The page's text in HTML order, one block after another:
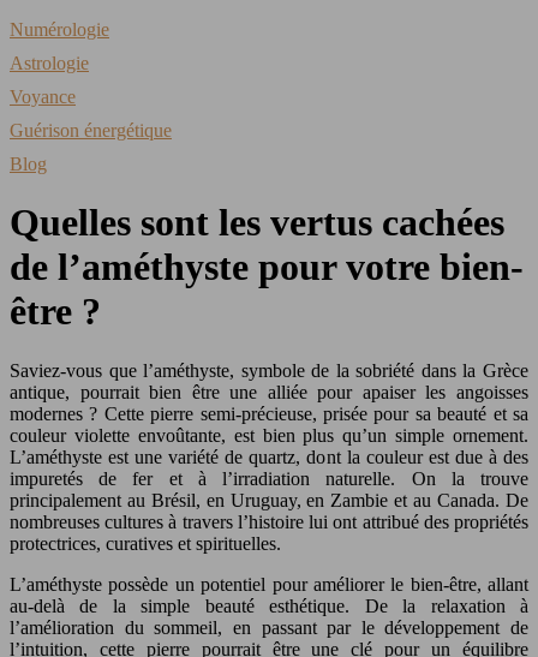
Numérologie
Astrologie
Voyance
Guérison énergétique
Blog
Quelles sont les vertus cachées
de l’améthyste pour votre bien-
être ?
Saviez-vous que l’améthyste, symbole de la sobriété dans la Grèce
antique, pourrait bien être une alliée pour apaiser les angoisses
modernes ? Cette pierre semi-précieuse, prisée pour sa beauté et sa
couleur violette envoûtante, est bien plus qu’un simple ornement.
L’améthyste est une variété de quartz, dont la couleur est due à des
impuretés de fer et à l’irradiation naturelle. On la trouve
principalement au Brésil, en Uruguay, en Zambie et au Canada. De
nombreuses cultures à travers l’histoire lui ont attribué des propriétés
protectrices, curatives et spirituelles.
L’améthyste possède un potentiel pour améliorer le bien-être, allant
au-delà de la simple beauté esthétique. De la relaxation à
l’amélioration du sommeil, en passant par le développement de
l’intuition, cette pierre pourrait être une clé pour un équilibre